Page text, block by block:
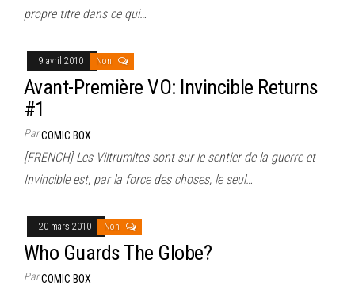
propre titre dans ce qui…
9 avril 2010 Non
Avant-Première VO: Invincible Returns
#1
ParCOMIC BOX
[FRENCH] Les Viltrumites sont sur le sentier de la guerre et
Invincible est, par la force des choses, le seul…
20 mars 2010 Non
Who Guards The Globe?
ParCOMIC BOX